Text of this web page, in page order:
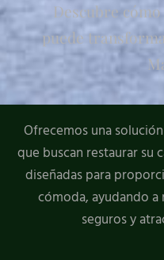
Descubre
puede
Ofrecemos una
que buscan restaurar su
diseñadas para
cómoda, ayudando
seguros y